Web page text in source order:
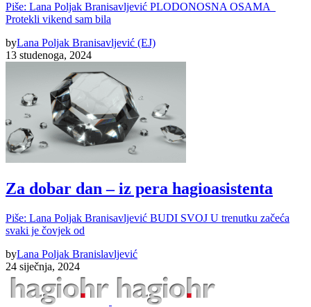
Piše: Lana Poljak Branisavljević PLODONOSNA OSAMA
Protekli vikend sam bila
byLana Poljak Branisavljević (EJ)
13 studenoga, 2024
Za dobar dan – iz pera hagioasistenta
Piše: Lana Poljak Branisavljević BUDI SVOJ U trenutku začeća
svaki je čovjek od
byLana Poljak Branislavljević
24 siječnja, 2024